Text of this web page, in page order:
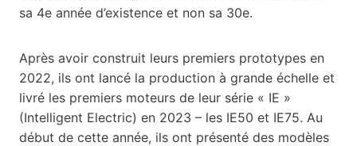
sa 4e année d’existence et non sa 30e.
Après avoir construit leurs premiers prototypes en
2022, ils ont lancé la production à grande échelle et
livré les premiers moteurs de leur série « IE »
(Intelligent Electric) en 2023 – les IE50 et IE75. Au
début de cette année, ils ont présenté des modèles